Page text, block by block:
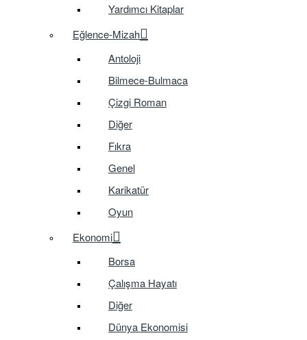
Yardımcı Kitaplar
Eğlence-Mizah
Antoloji
Bilmece-Bulmaca
Çizgi Roman
Diğer
Fıkra
Genel
Karikatür
Oyun
Ekonomi
Borsa
Çalışma Hayatı
Diğer
Dünya Ekonomisi